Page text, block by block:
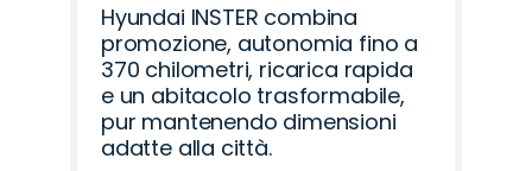
Hyundai INSTER combina
promozione, autonomia fino a
370 chilometri, ricarica rapida
e un abitacolo trasformabile,
pur mantenendo dimensioni
adatte alla città.